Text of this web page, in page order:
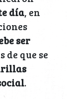
día , en
ser
que se